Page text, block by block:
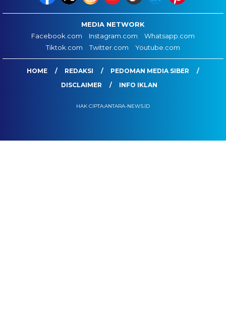
MEDIA NETWORK
Facebook.com
Instagram.com
Whatsapp.com
Tiktok.com
Twitter.com Youtube.com
HOME REDAKSI
PEDOMAN MEDIA SIBER
DISCLAIMER
INFO IKLAN
HAK CIPTA:ANTARA-NEWS.ID